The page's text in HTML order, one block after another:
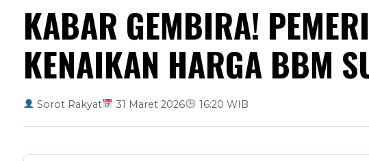
KABAR GEMBIRA!
KENAIKAN HARGA BBM
Sorot Rakyat 31 Maret 2026 16:20 WIB